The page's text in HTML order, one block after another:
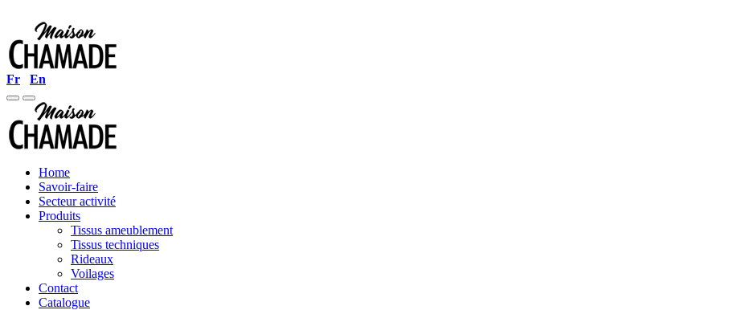
Fr En
Home
Savoir-faire
Secteur activité
Produits
Tissus ameublement
Tissus techniques
Rideaux
Voilages
Contact
Catalogue